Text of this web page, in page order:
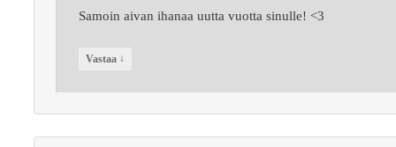
Samoin aivan ihanaa uutta vuotta sinulle! <3
Vastaa ↓